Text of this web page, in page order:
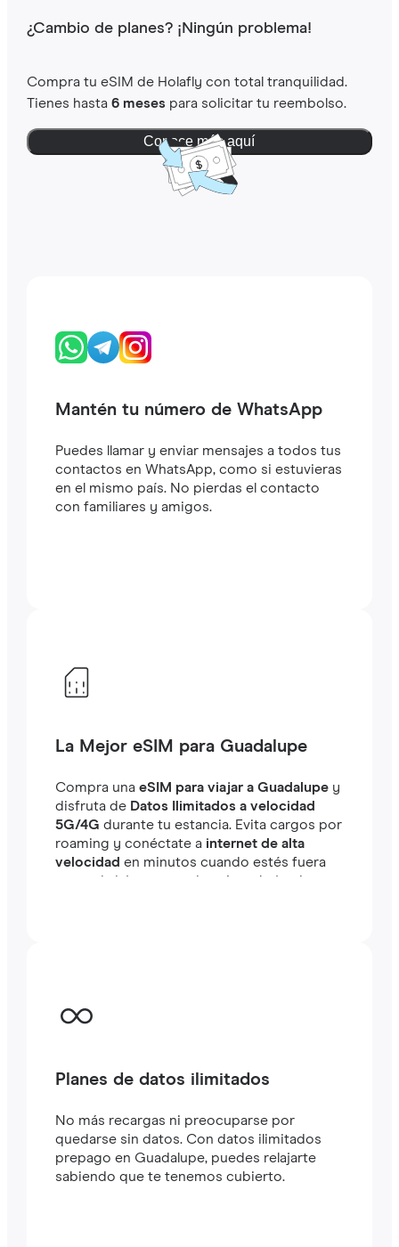
¿Cambio de planes? ¡Ningún problema!
Compra tu eSIM de Holafly con total tranquilidad.
Tienes hasta 6 mesespara solicitar tu reembolso.
Conoce más aquí
Mantén tu número de WhatsApp
Puedes llamar y enviar mensajes a todos tus
contactos en WhatsApp, como si estuvieras
en el mismo país. No pierdas el contacto
con familiares y amigos.
La Mejor eSIM para Guadalupe
Compra una eSIM para viajar a Guadalupey
disfruta de Datos Ilimitados a velocidad
5G/4G durante tu estancia. Evita cargos por
roaming y conéctate a internet de alta
velocidad en minutos cuando estés fuera
tanto si viajas como si estás trabajando.
Planes de datos ilimitados
No más recargas ni preocuparse por
quedarse sin datos. Con datos ilimitados
prepago en Guadalupe, puedes relajarte
sabiendo que te tenemos cubierto.